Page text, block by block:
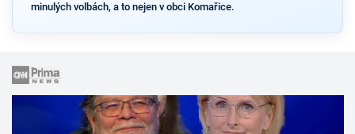
minulých volbách, a to nejen v obci Komařice.